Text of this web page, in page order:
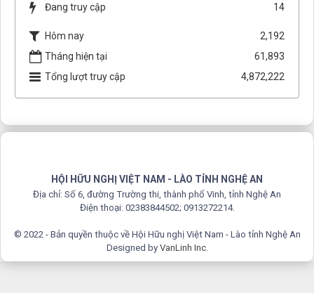
Đang truy cập 14
Hôm nay
2,192
Tháng hiện tại
61,893
Tổng lượt truy cập
4,872,222
HỘI HỮU NGHỊ VIỆT NAM - LÀO TỈNH NGHỆ AN
Địa chỉ: Số 6, đường Trường thi, thành phố Vinh, tỉnh Nghệ An
Điện thoại: 02383844502; 0913272214.
© 2022 - Bản quyền thuộc về Hội Hữu nghị Việt Nam - Lào tỉnh Nghệ An
Designed by VanLinh Inc.